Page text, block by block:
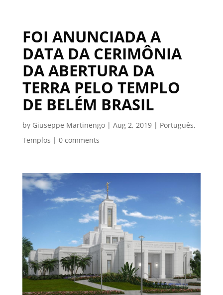
FOI ANUNCIADA A
DATA DA CERIMÔNIA
DA ABERTURA DA
TERRA PELO TEMPLO
DE BELÉM BRASIL
by Giuseppe Martinengo| Aug 2, 2019| Português,
Templos | 0 comments